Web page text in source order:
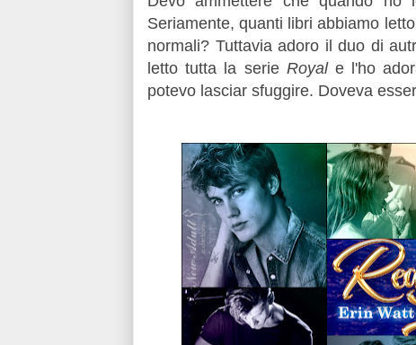
Seriamente, quanti libri abbiamo
normali? Tuttavia adoro il duo di
letto tutta la serie Royale l'ho
potevo lasciar sfuggire. Doveva